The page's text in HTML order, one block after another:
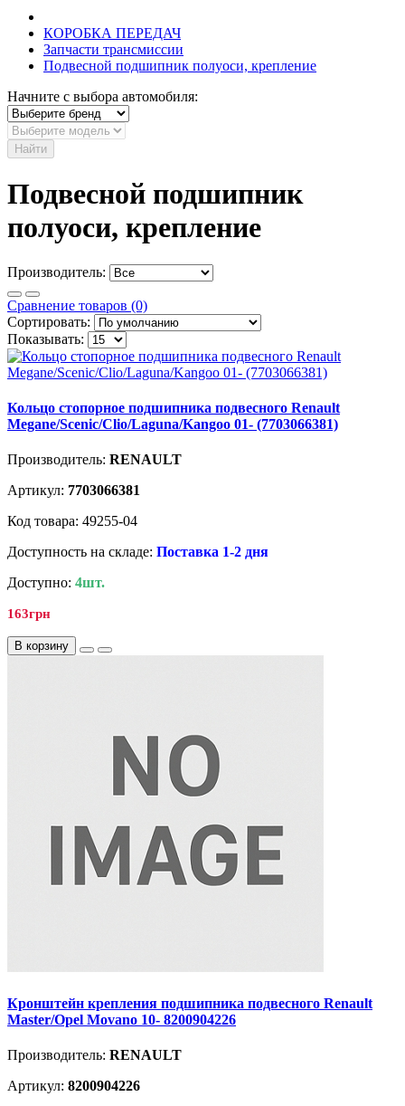
КОРОБКА ПЕРЕДАЧ
Запчасти трансмиссии
Подвесной подшипник полуоси, крепление
Начните с выбора автомобиля:
Найти
Подвесной подшипник
полуоси, крепление
Производитель:
Сравнение товаров (0)
Сортировать:
Показывать:
Кольцо стопорное подшипника подвесного Renault
Megane/Scenic/Clio/Laguna/Kangoo 01- (7703066381)
Производитель: RENAULT
Артикул: 7703066381
Код товара: 49255-04
Доступность на складе: Поставка 1-2 дня
Доступно: 4шт.
163грн
В корзину
Кронштейн крепления подшипника подвесного Renault
Master/Opel Movano 10- 8200904226
Производитель: RENAULT
Артикул: 8200904226